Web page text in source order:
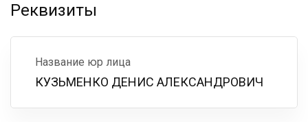
Реквизиты
Название юр лица
КУЗЬМЕНКО ДЕНИС АЛЕКСАНДРОВИЧ